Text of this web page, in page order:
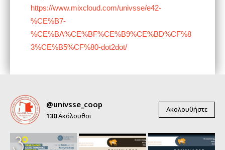
https://www.mixcloud.com/univsse/e42-
%CE%B7-
%CE%BA%CE%BF%CE%B9%CE%BD%CF%8
3%CE%B5%CF%80-dot2dot/
@univsse_coop
130Ακόλουθοι
Ακολουθήστε